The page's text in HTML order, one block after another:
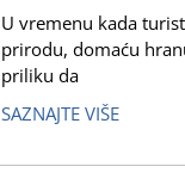
U vremenu kada
prirodu, domaću
priliku da
SAZNAJTE VIŠE